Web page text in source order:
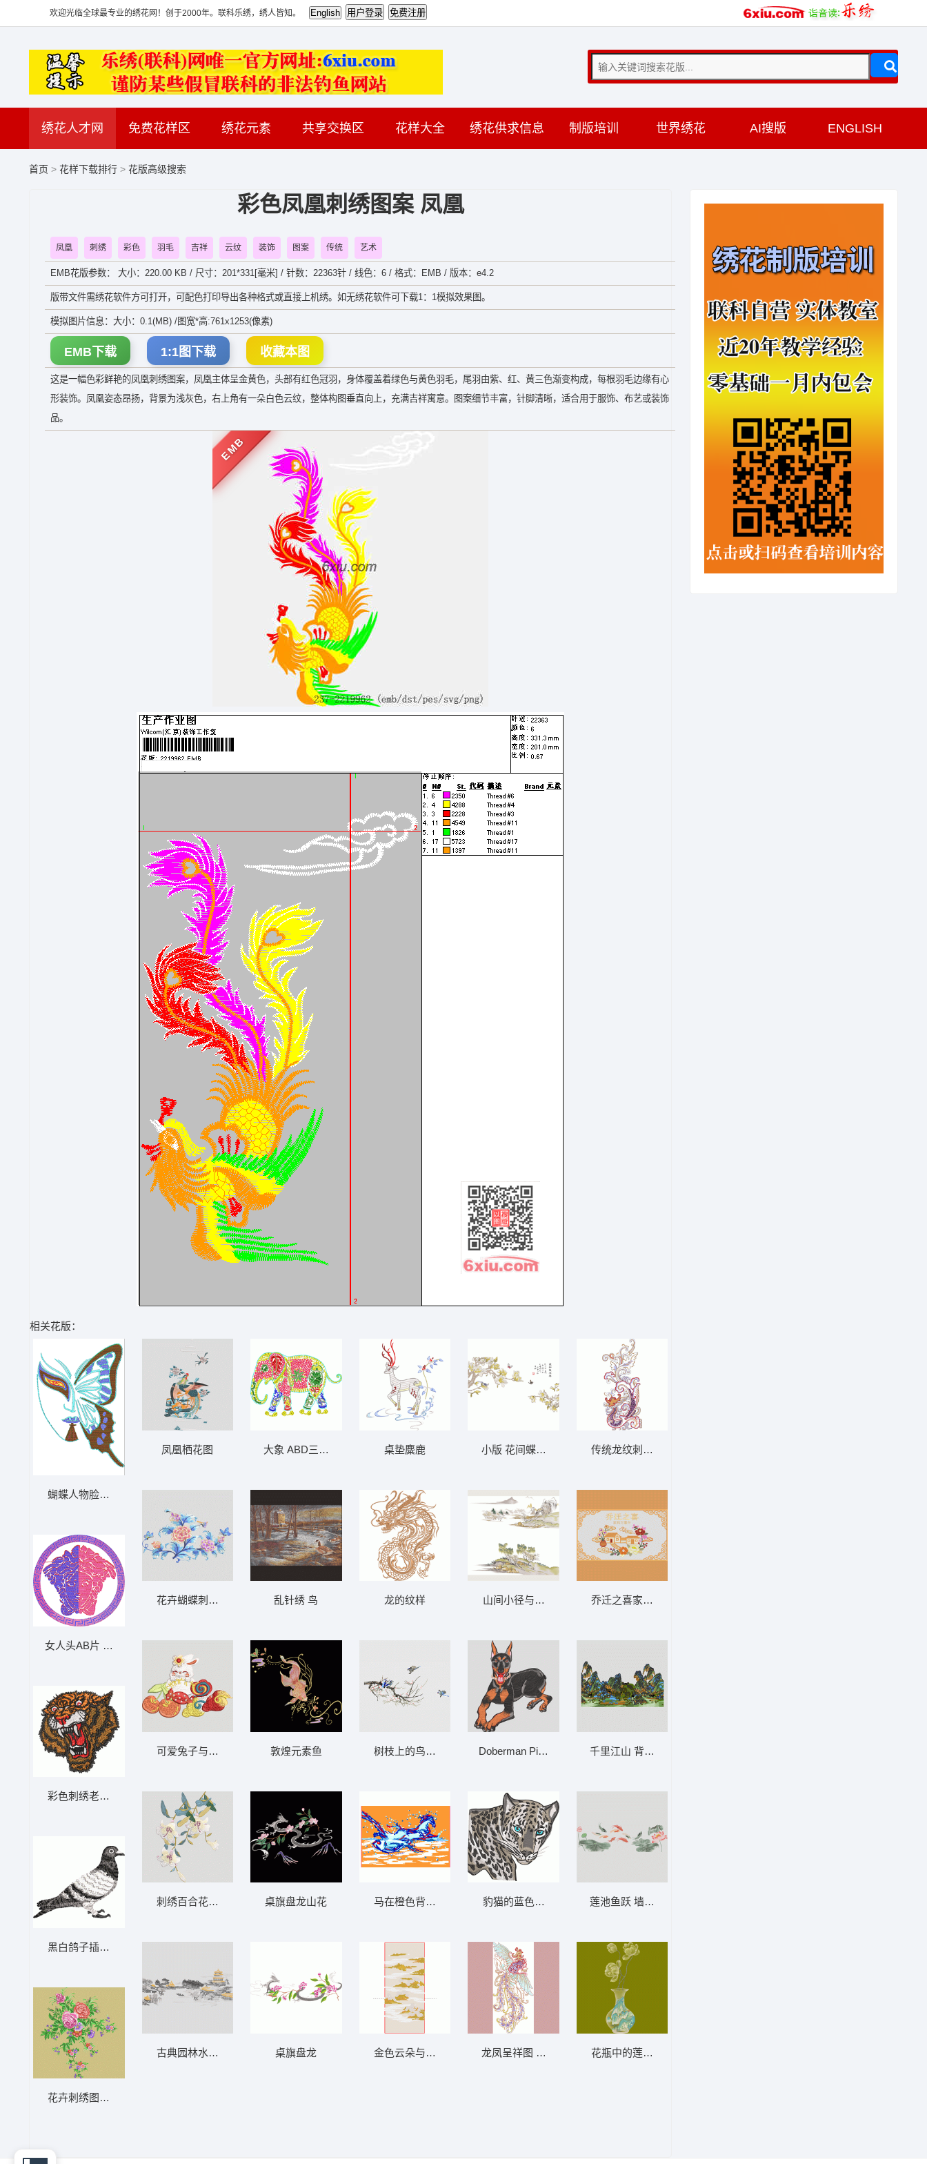
欢迎光临全球最专业的绣花网！创于2000年。联科乐绣，绣人皆知。
绣花人才网 免费花样区 绣花元素 共享交换区 花样大全 绣花供求信息 制版培训 世界绣花 AI搜版 ENGLISH
首页 > 花样下载排行 > 花版高级搜索
彩色凤凰刺绣图案 凤凰
凤凰 刺绣 彩色 羽毛 吉祥 云纹 装饰 图案 传统 艺术
EMB花版参数： 大小：220.00 KB / 尺寸：201*331[毫米] / 针数：22363针 / 线色：6 / 格式：EMB / 版本：e4.2
版带文件需绣花软件方可打开，可配色打印导出各种格式或直接上机绣。如无绣花软件可下载1：1模拟效果图。
模拟图片信息：大小：0.1(MB) /图宽*高:761x1253(像素)
EMB下载 1:1图下载 收藏本图
这是一幅色彩鲜艳的凤凰刺绣图案，凤凰主体呈金黄色，头部有红色冠羽，身体覆盖着绿色与黄色羽毛，尾羽由紫、红、黄三色渐变构成，每根羽毛边缘有心
形装饰。凤凰姿态昂扬，背景为浅灰色，右上角有一朵白色云纹，整体构图垂直向上，充满吉祥寓意。图案细节丰富，针脚清晰，适合用于服饰、布艺或装饰
品。
EMB
相关花版：
蝴蝶人物脸谱AB珠片 大豪格式
女人头AB片 大豪格式
彩色刺绣老虎头像 老虎头
花卉刺绣图案 玫瑰靓花
凤凰栖花图
花卉蝴蝶刺绣图案
可爱兔子与糖果装饰
刺绣百合花枝图案
古典园林水景图 背景阁楼
大象 ABD三亮片 大豪格式
乱针绣 鸟
敦煌元素鱼
桌旗盘龙山花
桌旗盘龙
桌垫麋鹿
龙的纹样
树枝上的鸟儿 花鸟墙布 背景墙 本网有同款
马在橙色背景中跳跃 马墙布 背景墙
金色云朵与灰色背景 山水墙布 背景墙
山间小径与瀑布 山水画墙布 背景墙
Doberman Pinscher 狗的刺绣图案 狗
豹猫的蓝色眼睛 豹
龙凤呈祥图 凤凰
传统龙纹刺绣图案 龙
乔迁之喜家和万事兴
千里江山 背景墙
莲池鱼跃 墙布 背景墙 九鱼 荷花